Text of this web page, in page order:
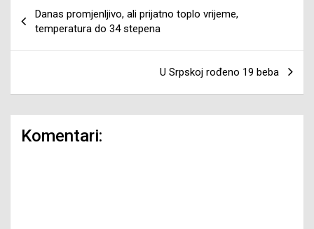
članaka
Danas promjenljivo, ali prijatno toplo vrijeme,
temperatura do 34 stepena
U Srpskoj rođeno 19 beba
Komentari: